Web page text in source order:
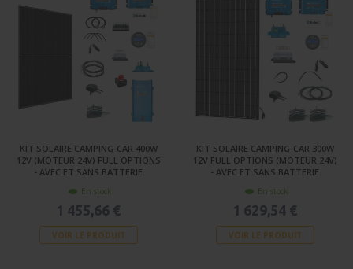
KIT SOLAIRE CAMPING-CAR 400W
12V (MOTEUR 24V) FULL OPTIONS
- AVEC ET SANS BATTERIE
En stock
1 455,66 €
VOIR LE PRODUIT
KIT SOLAIRE CAMPING-CAR 300W
12V FULL OPTIONS (MOTEUR 24V)
- AVEC ET SANS BATTERIE
En stock
1 629,54 €
VOIR LE PRODUIT